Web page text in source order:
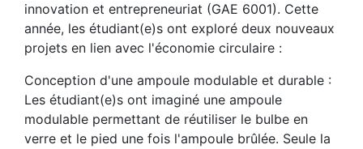
innovation et entrepreneuriat (GAE 6001). Cette
année, les étudiant(e)s ont exploré deux nouveaux
projets en lien avec l'économie circulaire :
Conception d'une ampoule modulable et durable :
Les étudiant(e)s ont imaginé une ampoule
modulable permettant de réutiliser le bulbe en
verre et le pied une fois l'ampoule brûlée. Seule la